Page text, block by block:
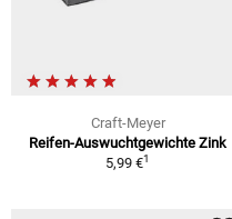
Craft-Meyer
Reifen-Auswuchtgewichte Zink
5,99 €1